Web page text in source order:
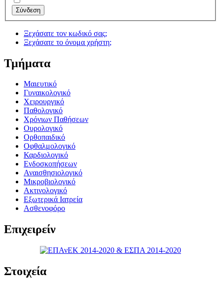
Σύνδεση
Ξεχάσατε τον κωδικό σας;
Ξεχάσατε το όνομα χρήστη;
Τμήματα
Μαιευτικό
Γυναικολογικό
Χειρουργικό
Παθολογικό
Χρόνιων Παθήσεων
Ουρολογικό
Ορθοπαιδικό
Οφθαλμολογικό
Καρδιολογικό
Ενδοσκοπήσεων
Αναισθησιολογικό
Μικροβιολογικό
Ακτινολογικό
Εξωτερικά Ιατρεία
Ασθενοφόρο
Επιχειρείν
Στοιχεία